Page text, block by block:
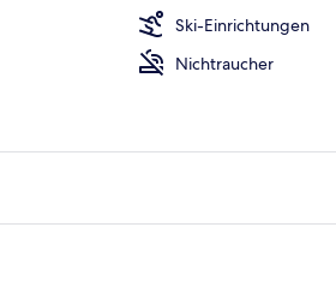
Ski-Einrichtungen
Nichtraucher